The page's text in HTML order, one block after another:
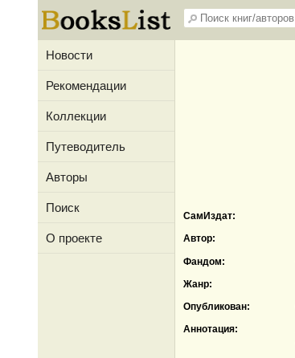
Новости
Рекомендации
Коллекции
Путеводитель
Авторы
Поиск
О проекте
СамИздат:
Автор:
Фандом:
Жанр:
Опубликован:
Аннотация: